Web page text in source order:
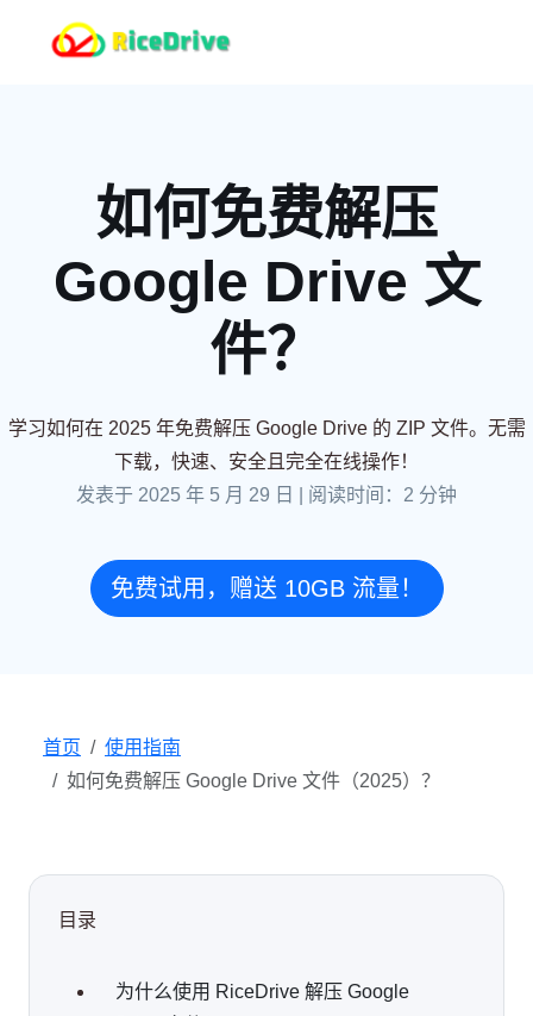
如何免费解压
Google Drive 文
件？
学习如何在 2025 年免费解压 Google Drive 的 ZIP 文件。无需
下载，快速、安全且完全在线操作！
发表于 2025 年 5 月 29 日
阅读时间：2 分钟
免费试用，赠送 10GB 流量！
首页
使用指南
如何免费解压 Google Drive 文件（2025）？
目录
为什么使用 RiceDrive 解压 Google